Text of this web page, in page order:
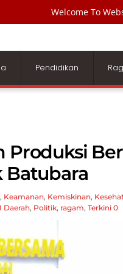
Welcome To
Pendidikan
Produksi
Batubara
, Keamanan, Kemiskinan,
Daerah, Politik, ragam, Terkini 0